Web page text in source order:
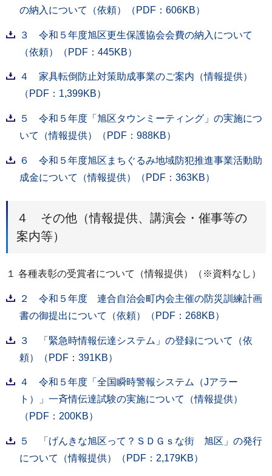
の納入について（依頼）（PDF：606KB）
３ 令和５年度旭区更生保護協会会費の納入について
（依頼）（PDF：445KB）
４ 家具転倒防止対策助成事業のご案内（情報提供）
（PDF：1,399KB）
５ 令和５年度「旭区タウンミーティング」の実施につ
いて（情報提供）（PDF：988KB）
６ 令和５年度旭区まちぐるみ地域防犯推進事業活動助
成金について（情報提供）（PDF：363KB）
４ その他（情報提供、講演会・催事等の
案内等）
１ 各種表彰の受賞者について（情報提供）（※資料なし）
２ 令和５年度 連合自治会町内会主催の防災訓練計画
書の御提出について（依頼）（PDF：268KB）
３ 「緊急時情報伝達システム」の登録について（依
頼）（PDF：391KB）
４ 令和５年度「全国瞬時警報システム（Jアラー
ト）」一斉情伝達試験の実施について（情報提供）
（PDF：200KB）
５ 「げんきな旭区って？ＳＤＧｓな街 旭区」の発行
について（情報提供）（PDF：2,179KB）